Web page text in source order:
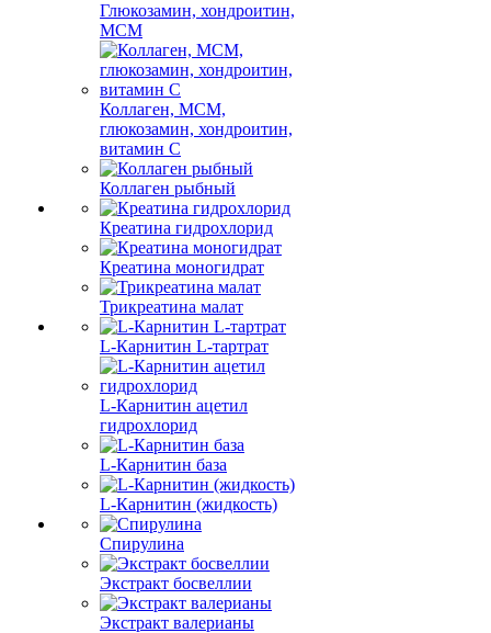
Глюкозамин, хондроитин,
МСМ
Коллаген, МСМ,
глюкозамин, хондроитин,
витамин С
Коллаген рыбный
Креатина гидрохлорид
Креатина моногидрат
Трикреатина малат
L-Карнитин L-тартрат
L-Карнитин ацетил
гидрохлорид
L-Карнитин база
L-Карнитин (жидкость)
Спирулина
Экстракт босвеллии
Экстракт валерианы